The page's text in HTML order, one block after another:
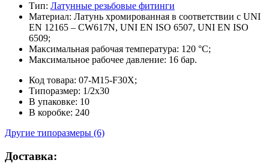
Тип: Латунные резьбовые фитинги
Материал: Латунь хромированная в соответствии с UNI
EN 12165 – CW617N, UNI EN ISO 6507, UNI EN ISO
6509;
Максимальная рабочая температура: 120 °С;
Максимальное рабочее давление: 16 бар.
Код товара: 07-M15-F30X;
Типоразмер: 1/2x30
В упаковке: 10
В коробке: 240
Другие типоразмеры (6)
Доставка: